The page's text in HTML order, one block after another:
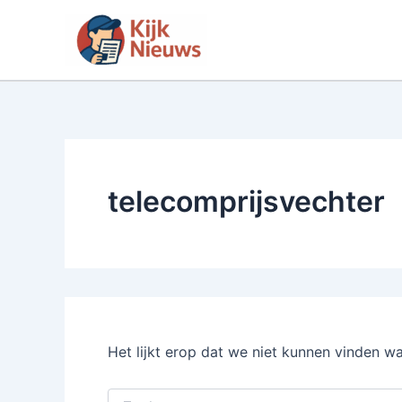
inhoud
telecomprijsvechter
Het lijkt erop dat we niet kunnen vinden
Zoek